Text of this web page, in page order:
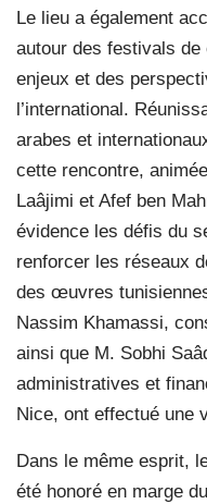
Le lieu a également
autour des festivals
enjeux et des
l’international.
arabes et
cette rencontre,
Laâjimi et Afef ben
évidence les défis du
renforcer les réseaux
des œuvres
Nassim Khamassi,
ainsi que M. Sobhi
administratives et
Nice, ont effectué une
Dans le même esprit,
été honoré en marge